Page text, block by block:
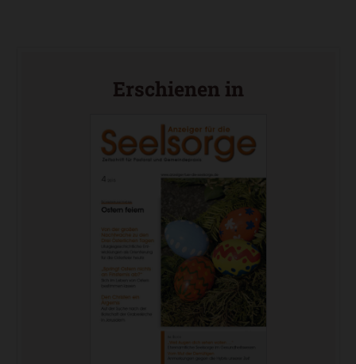
Erschienen in